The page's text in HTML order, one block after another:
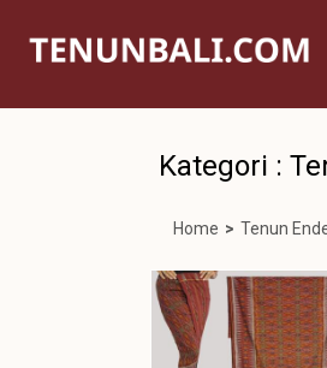
Kategori :
Home > Tenun